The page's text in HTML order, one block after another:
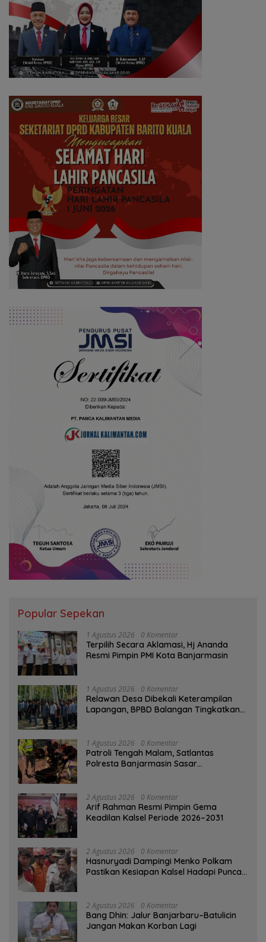
Popular Sepekan
1 Agustus 2026 0 Komentar
‎Terpilih Secara Aklamasi, Hj Ananda
Resmi Pimpin PMI Kota Banjarmasin
1 Agustus 2026 0 Komentar
Relawan Desa Dibekali Keterampilan
Lapangan, BPBD Balangan Tingkatkan
1 Agustus 2026 0 Komentar
Patroli Tengah Malam, Satlantas
Polresta Banjarmasin Sasar
2 Agustus 2026 0 Komentar
Arif Rahman Resmi Pimpin Gema
Keadilan Kalsel Periode 2026–2031
2 Agustus 2026 0 Komentar
Hasnuryadi Dampingi Menko Polkam
Pastikan Kesiapan Kalsel Hadapi Puncak
2 Agustus 2026 0 Komentar
Bang Dhin: Jalur Banjarbaru–Batulicin
Jangan Makan Korban Lagi